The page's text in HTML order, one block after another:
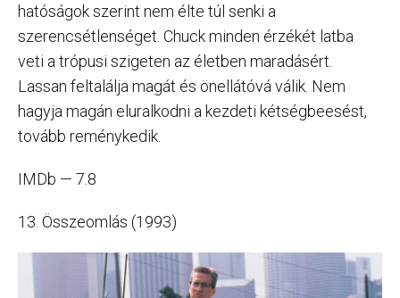
hatóságok szerint nem élte túl senki a
szerencsétlenséget. Chuck minden érzékét latba
veti a trópusi szigeten az életben maradásért.
Lassan feltalálja magát és önellátóvá válik. Nem
hagyja magán eluralkodni a kezdeti kétségbeesést,
tovább reménykedik.
IMDb — 7.8
13. Összeomlás (1993)